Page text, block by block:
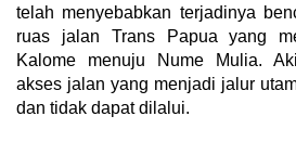
telah menyebabkan terjadinya
ruas jalan Trans Papua yang
Kalome menuju Nume Mulia.
akses jalan yang menjadi jalur
dan tidak dapat dilalui.